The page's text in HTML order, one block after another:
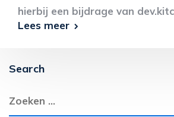
hierbij een bijdrage van
Lees meer
Search